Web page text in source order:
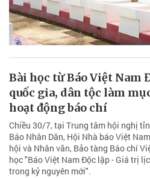
Bài học từ Báo Việt Nam
quốc gia, dân tộc làm
hoạt động báo chí
Chiều 30/7, tại Trung tâm hội nghị
Báo Nhân Dân, Hội Nhà báo Việt
hội và Nhân văn, Bảo tàng Báo chí
học "Báo Việt Nam Độc lập - Giá trị
trong kỷ nguyên mới".